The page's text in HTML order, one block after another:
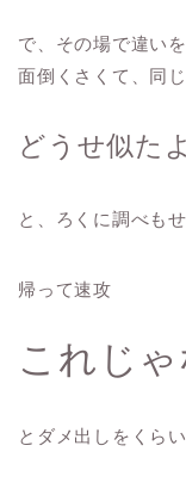
で、その場で違い
面倒くさくて、同
どうせ似た
と、ろくに調べも
帰って速攻
これじ
とダメ出しをくらい